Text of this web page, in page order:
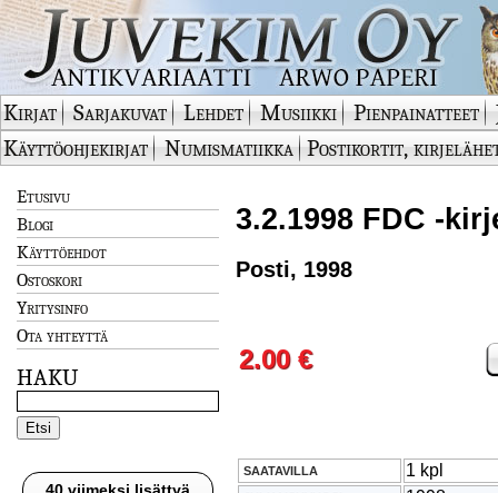
Kirjat Sarjakuvat Lehdet Musiikki Pienpainatteet
Käyttöohjekirjat
Numismatiikka Postikortit,
Etusivu
Blogi
Käyttöehdot
Ostoskori
Yritysinfo
Ota yhteyttä
HAKU
40 viimeksi lisättyä
3.2.1998 FDC -
Posti, 1998
2.00 €
SAATAVILLA 1 kpl